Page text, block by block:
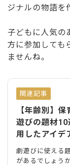
ジナルの物語を
子どもに人気の
方に参加しても
ませんね。
関連記事
【年齢別】
遊びの題材
用したアイデ
劇遊びに使える
があるでしょう